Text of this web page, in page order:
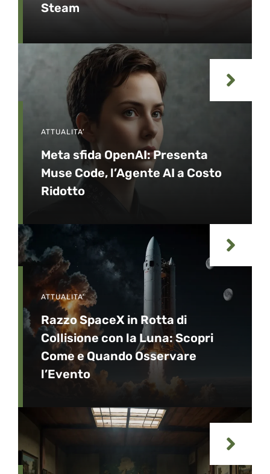
Steam
ATTUALITA’
Meta sfida OpenAI: Presenta
Muse Code, l’Agente AI a Costo
Ridotto
ATTUALITA’
Razzo SpaceX in Rotta di
Collisione con la Luna: Scopri
Come e Quando Osservare
l’Evento